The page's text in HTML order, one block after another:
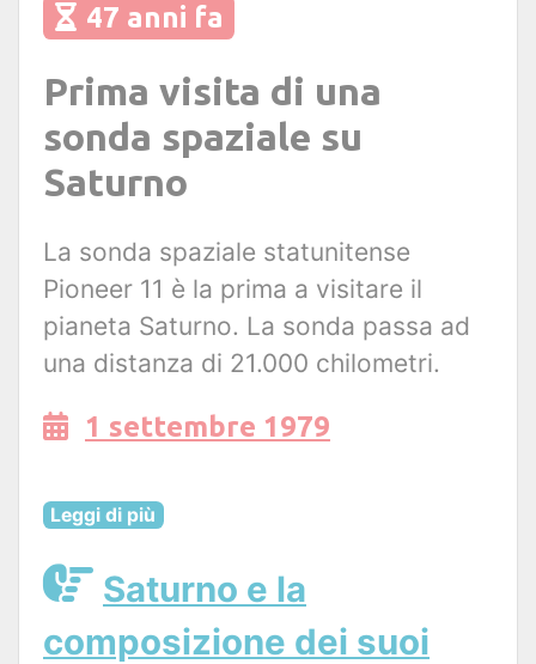
47 anni fa
Prima visita di una
sonda spaziale su
Saturno
La sonda spaziale statunitense
Pioneer 11 è la prima a visitare il
pianeta Saturno. La sonda passa ad
una distanza di 21.000 chilometri.
1 settembre 1979
Leggi di più
Saturno e la
composizione dei suoi